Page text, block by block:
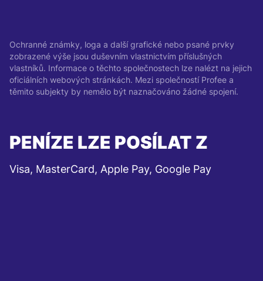
Ochranné známky, loga a další grafické nebo psané prvky
zobrazené výše jsou duševním vlastnictvím příslušných
vlastníků. Informace o těchto společnostech lze nalézt na jejich
oficiálních webových stránkách. Mezi společností Profee a
těmito subjekty by nemělo být naznačováno žádné spojení.
PENÍZE LZE POSÍLAT Z
Visa, MasterCard, Apple Pay, Google Pay